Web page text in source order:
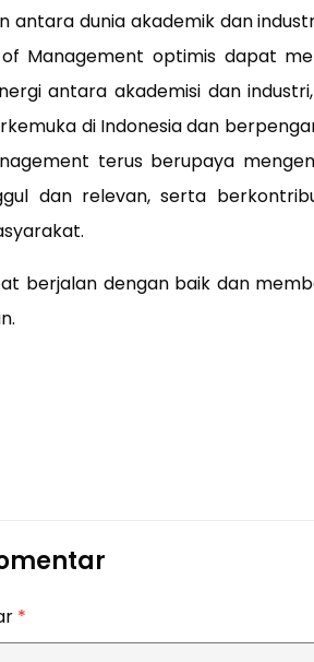
antara dunia akademik dan
of Management optimis dapat
antara akademisi dan
di Indonesia dan
terus berupaya
dan relevan, serta
berjalan dengan baik dan
*